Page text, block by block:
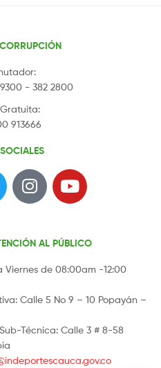
- 382 2800
913666
AL PÚBLICO
Viernes de 08:00am -12:00
Calle 5 No 9 – 10 Popayán –
Técnica: Calle 3 # 8-58